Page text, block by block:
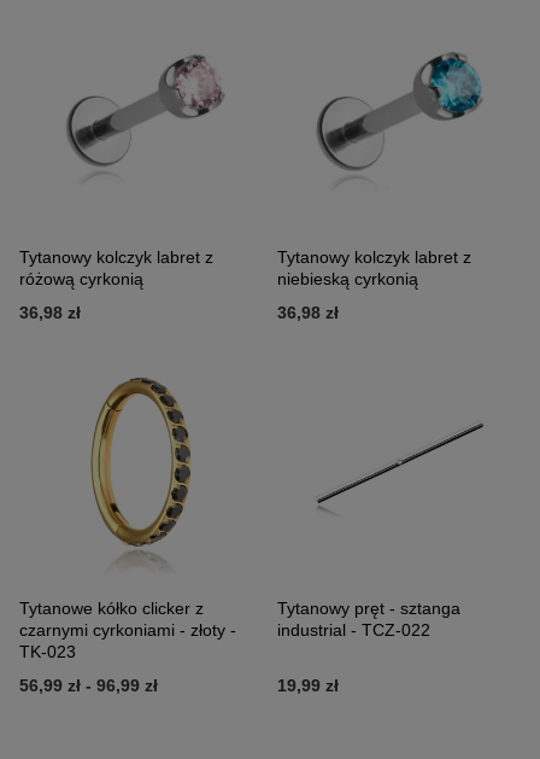
Tytanowy kolczyk labret z
różową cyrkonią
36,98 zł
Tytanowy kolczyk labret z
niebieską cyrkonią
36,98 zł
Tytanowe kółko clicker z
czarnymi cyrkoniami - złoty -
TK-023
56,99 zł - 96,99 zł
Tytanowy pręt - sztanga
industrial - TCZ-022
19,99 zł